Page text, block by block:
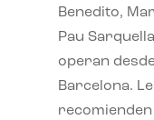
Benedito,
Pau
operan
Barcelona.